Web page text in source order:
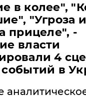
в колее",
"Угроза
прицеле", -
власти
4
событий в